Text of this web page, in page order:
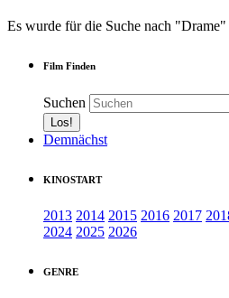
Es wurde für die Suche nach
Film Finden
Suchen
Demnächst
KINOSTART
2013 2014 2015 2016 2017
2024 2025 2026
GENRE